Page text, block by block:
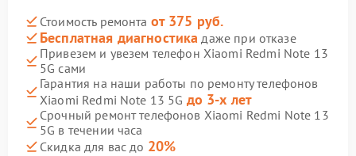
Стоимость ремонта от 375 руб.
Бесплатная диагностика даже при отказе
Привезем и увезем телефон Xiaomi Redmi Note 13
5G сами
Гарантия на наши работы по ремонту телефонов
Xiaomi Redmi Note 13 5G до 3-х лет
Срочный ремонт телефонов Xiaomi Redmi Note 13
5G в течении часа
Скидка для вас до 20%